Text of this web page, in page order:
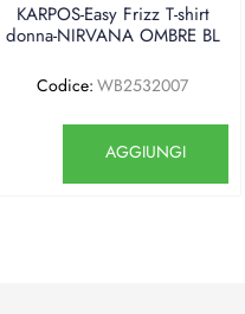
KARPOS-Easy Frizz T-shirt
donna-NIRVANA OMBRE BL
Codice: WB2532007
AGGIUNGI